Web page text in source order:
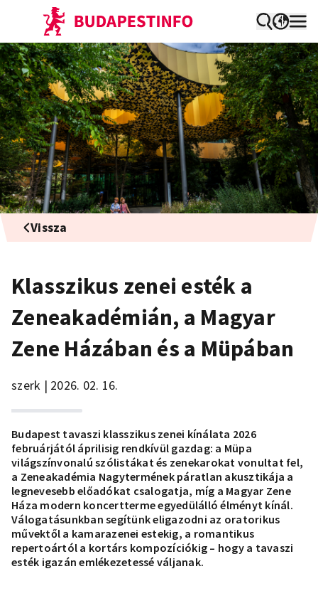
Vissza
Klasszikus zenei esték a
Zeneakadémián, a Magyar
Zene Házában és a Müpában
szerk | 2026. 02. 16.
Budapest tavaszi klasszikus zenei kínálata 2026
februárjától áprilisig rendkívül gazdag: a Müpa
világszínvonalú szólistákat és zenekarokat vonultat fel,
a Zeneakadémia Nagytermének páratlan akusztikája a
legnevesebb előadókat csalogatja, míg a Magyar Zene
Háza modern koncertterme egyedülálló élményt kínál.
Válogatásunkban segítünk eligazodni az oratorikus
művektől a kamarazenei estekig, a romantikus
repertoártól a kortárs kompozíciókig – hogy a tavaszi
esték igazán emlékezetessé váljanak.